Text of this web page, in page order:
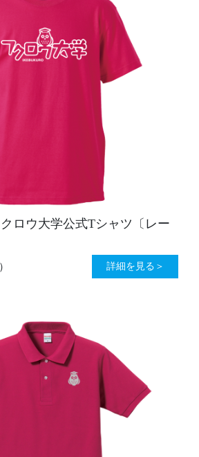
ロウ大学公式Tシャツ〔レー
詳細を見る＞